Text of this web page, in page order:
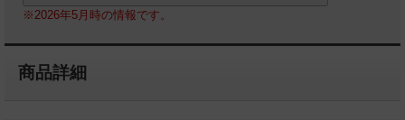
※2026年5月時の情報です。
商品詳細